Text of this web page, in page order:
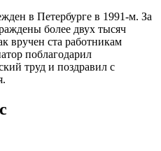
в Петербурге в 1991-м. За
более двух тысяч
вручен ста работникам
поблагодарил
труд и поздравил с